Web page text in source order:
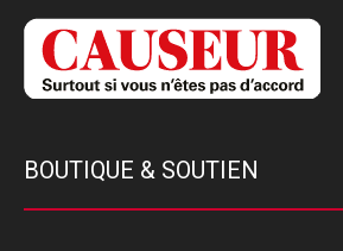
BOUTIQUE & SOUTIEN